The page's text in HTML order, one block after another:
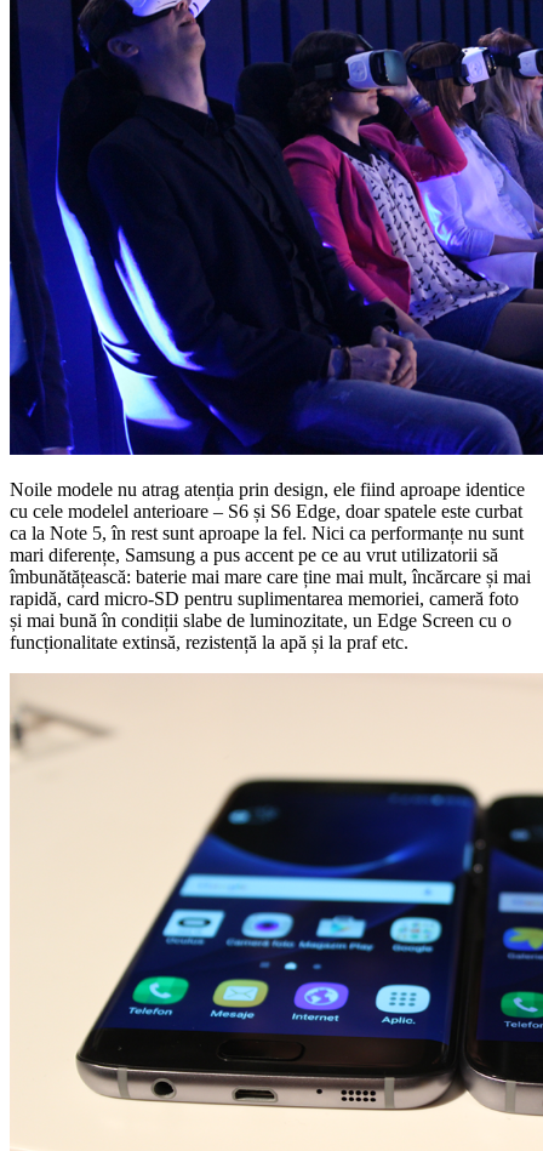
Noile modele nu atrag atenția prin design, ele fiind aproape identice
cu cele modelel anterioare – S6 și S6 Edge, doar spatele este curbat
ca la Note 5, în rest sunt aproape la fel. Nici ca performanțe nu sunt
mari diferențe, Samsung a pus accent pe ce au vrut utilizatorii să
îmbunătățească: baterie mai mare care ține mai mult, încărcare și mai
rapidă, card micro-SD pentru suplimentarea memoriei, cameră foto
și mai bună în condiții slabe de luminozitate, un Edge Screen cu o
funcționalitate extinsă, rezistență la apă și la praf etc.